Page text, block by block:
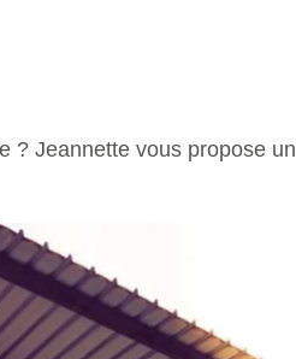
? Jeannette vous propose un